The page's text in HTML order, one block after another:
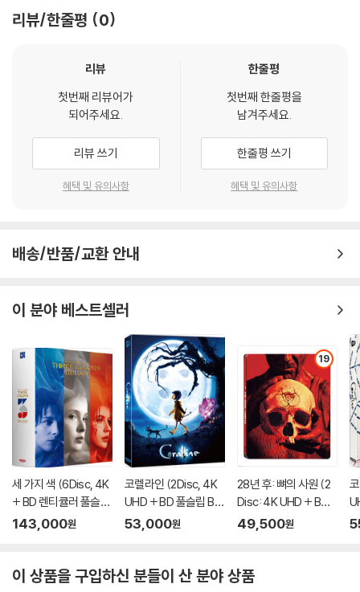
세계 최고의 초콜릿 메이커가 되는 길은 험난하기만 한데…
리뷰/한줄평 0
리뷰
첫번째 리뷰어가
되어주세요.
리뷰 쓰기
혜택 및 유의사항
한줄평
첫번째 한줄평을
남겨주세요.
한줄평 쓰기
혜택 및 유의사항
배송/반품/교환 안내
이 분야 베스트셀러
세 가지 색 (6Disc, 4K
+ BD 렌티큘러 풀슬립
트릴로지 박스 한정판)
143,000원
코렐라인 (2Disc, 4K
UHD + BD 풀슬립 B T
ype 500장 한정판) :
53,000원
19
28년 후: 뼈의 사원 (2
Disc: 4K UHD + BD
스틸북 한정판) : 블루
49,500원
이 상품을 구입하신 분들이 산 분야 상품